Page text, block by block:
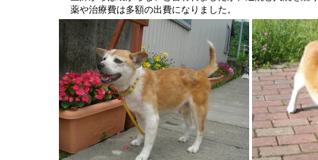
薬や治療費は多額の出費になりました。